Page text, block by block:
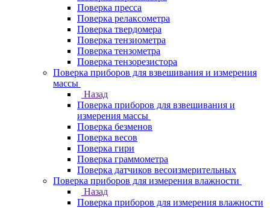
Поверка пресса
Поверка релаксометра
Поверка твердомера
Поверка тензиометра
Поверка тензометра
Поверка тензорезистора
Поверка приборов для взвешивания и измерения
массы
Назад
Поверка приборов для взвешивания и
измерения массы
Поверка безменов
Поверка весов
Поверка гири
Поверка граммометра
Поверка датчиков весоизмерительных
Поверка приборов для измерения влажности
Назад
Поверка приборов для измерения влажности